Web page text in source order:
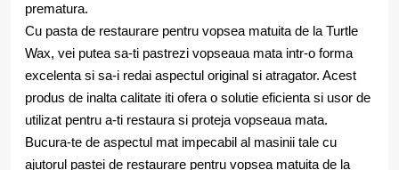
prematura.
Cu pasta de restaurare pentru vopsea matuita de la Turtle
Wax, vei putea sa-ti pastrezi vopseaua mata intr-o forma
excelenta si sa-i redai aspectul original si atragator. Acest
produs de inalta calitate iti ofera o solutie eficienta si usor de
utilizat pentru a-ti restaura si proteja vopseaua mata.
Bucura-te de aspectul mat impecabil al masinii tale cu
ajutorul pastei de restaurare pentru vopsea matuita de la